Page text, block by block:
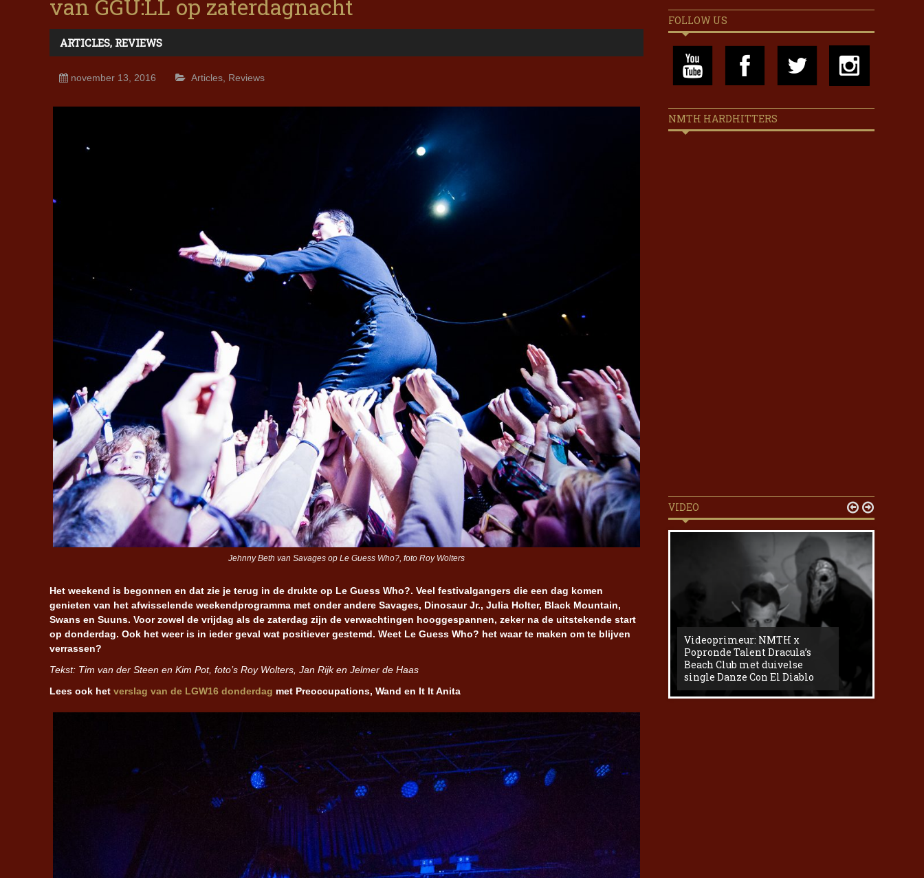
van GGU:LL op zaterdagnacht
ARTICLES, REVIEWS
november 13, 2016 Articles Reviews
Jehnny Beth van Savages op Le Guess Who?, foto Roy Wolters
Het weekend is begonnen en dat zie je terug in de drukte op Le Guess Who?. Veel festivalgangers die een dag komen
genieten van het afwisselende weekendprogramma met onder andere Savages, Dinosaur Jr., Julia Holter, Black Mountain,
Swans en Suuns. Voor zowel de vrijdag als de zaterdag zijn de verwachtingen hooggespannen, zeker na de uitstekende start
op donderdag. Ook het weer is in ieder geval wat positiever gestemd. Weet Le Guess Who? het waar te maken om te blijven
verrassen?
Tekst: Tim van der Steen en Kim Pot, foto’s Roy Wolters, Jan Rijk en Jelmer de Haas
Lees ook het verslag van de LGW16 donderdag met Preoccupations, Wand en It It Anita
FOLLOW US
NMTH HARDHITTERS
VIDEO
Videoprimeur: NMTH x
Popronde Talent Dracula’s
Beach Club met duivelse
single Danze Con El Diablo
 